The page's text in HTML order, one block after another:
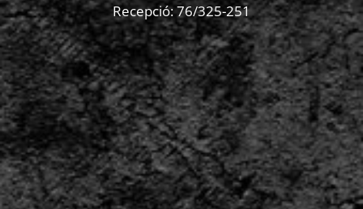
Recepció:76/325-251